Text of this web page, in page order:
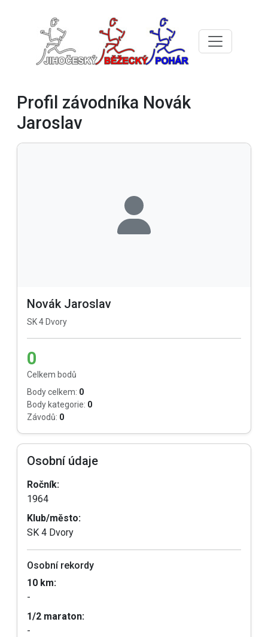
Profil závodníka Novák
Jaroslav
Novák Jaroslav
SK 4 Dvory
0
Celkem bodů
Body celkem: 0
Body kategorie: 0
Závodů: 0
Osobní údaje
Ročník:
1964
Klub/město:
SK 4 Dvory
Osobní rekordy
10 km:
-
1/2 maraton:
-